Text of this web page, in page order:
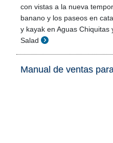
con vistas a la nueva
banano y los paseos en
y kayak en Aguas
Salad
Manual de ventas